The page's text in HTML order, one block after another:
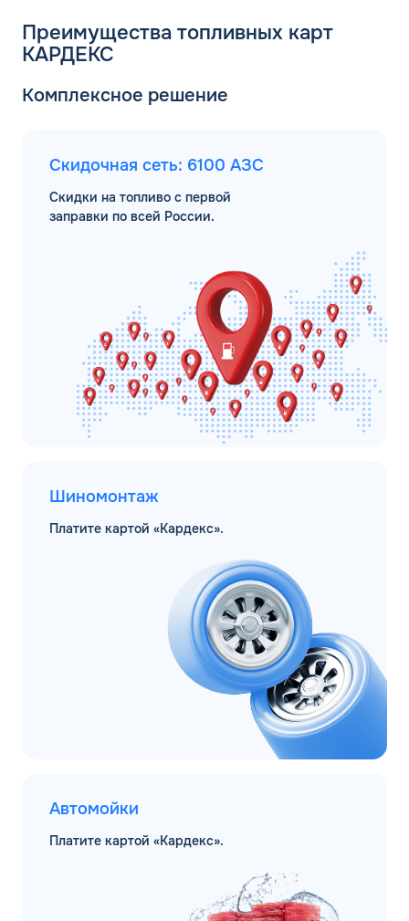
Преимущества топливных карт
КАРДЕКС
Комплексное решение
Скидочная сеть: 6100 АЗС
Скидки на топливо с первой
заправки по всей России.
Шиномонтаж
Платите картой «Кардекс».
Автомойки
Платите картой «Кардекс».